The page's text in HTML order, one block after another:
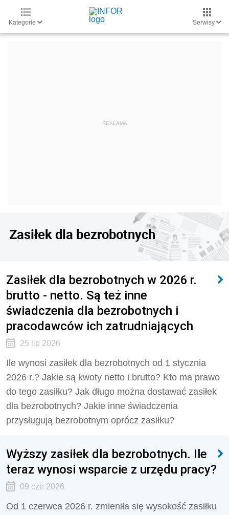
Kategorie Serwisy
Zasiłek dla bezrobotnych
Zasiłek dla bezrobotnych w 2026 r.
brutto - netto. Są też inne
świadczenia dla bezrobotnych i
pracodawców ich zatrudniających
25 lip 2026
Ile wynosi zasiłek dla bezrobotnych od 1 stycznia
2026 r.? Jakie są kwoty netto i brutto? Kto ma prawo
do tego zasiłku? Jak długo można dostawać zasiłek
dla bezrobotnych? Jakie inne świadczenia
przysługują bezrobotnym oprócz zasiłku?
Wyższy zasiłek dla bezrobotnych. Ile
teraz wynosi wsparcie z urzędu pracy?
09 cze 2026
Od 1 czerwca 2026 r. zmieniła się wysokość zasiłku